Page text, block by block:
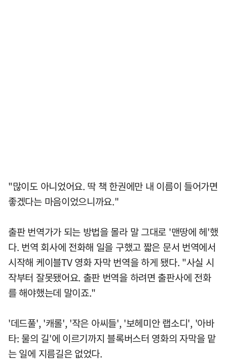
"많이도 아니었어요. 딱 책 한권에만 내 이름이 들어가면
좋겠다는 마음이었으니까요."
출판 번역가가 되는 방법을 몰라 말 그대로 '맨땅에 헤'했
다. 번역 회사에 전화해 일을 구했고 짧은 문서 번역에서
시작해 케이블TV 영화 자막 번역을 하게 됐다. "사실 시
작부터 잘못됐어요. 출판 번역을 하려면 출판사에 전화
를 해야했는데 말이죠."
'데드풀', '캐롤', '작은 아씨들', '보헤미안 랩소디', '아바
타: 물의 길'에 이르기까지 블록버스터 영화의 자막을 맡
는 일에 지름길은 없었다.